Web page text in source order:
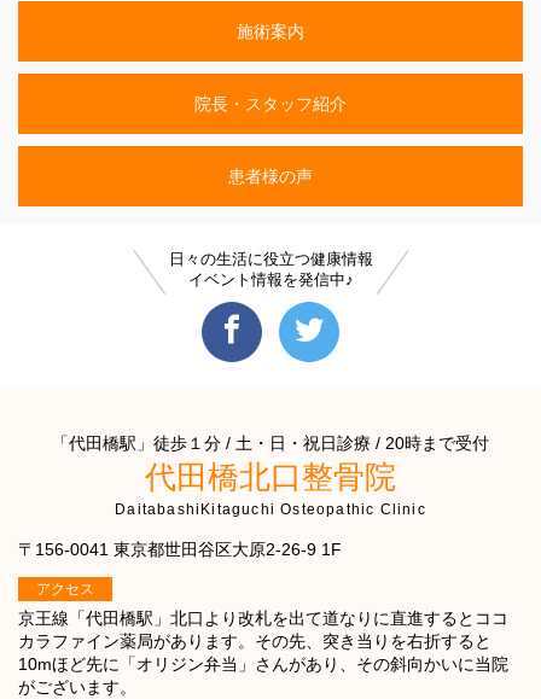
施術案内
院長・スタッフ紹介
患者様の声
日々の生活に役立つ健康情報
イベント情報を発信中♪
「代田橋駅」徒歩１分 / 土・日・祝日診療 / 20時まで受付
代田橋北口整骨院
DaitabashiKitaguchi Osteopathic Clinic
〒156-0041 東京都世田谷区大原2-26-9 1F
アクセス
京王線「代田橋駅」北口より改札を出て道なりに直進するとココ
カラファイン薬局があります。その先、突き当りを右折すると
10mほど先に「オリジン弁当」さんがあり、その斜向かいに当院
がございます。